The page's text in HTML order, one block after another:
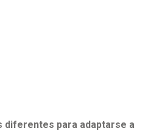
diferentes para adaptarse a